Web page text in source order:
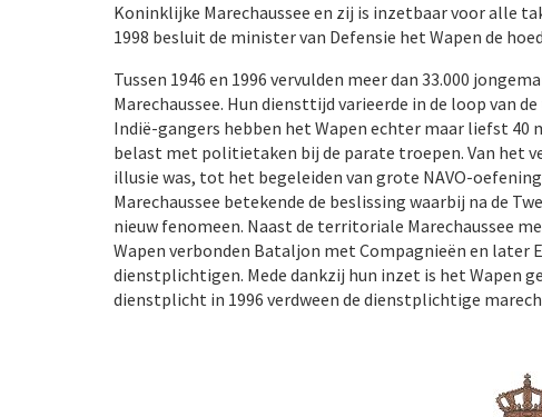
Koninklijke Marechaussee en zij is inzetbaar voor alle
1998 besluit de minister van Defensie het Wapen de
Tussen 1946 en 1996 vervulden meer dan 33.000
Marechaussee. Hun diensttijd varieerde in de loop van
Indië-gangers hebben het Wapen echter maar liefst
belast met politietaken bij de parate troepen. Van het
illusie was, tot het begeleiden van grote NAVO-
Marechaussee betekende de beslissing waarbij na de
nieuw fenomeen. Naast de territoriale Marechaussee
Wapen verbonden Bataljon met Compagnieën en
dienstplichtigen. Mede dankzij hun inzet is het Wapen
dienstplicht in 1996 verdween de dienstplichtige